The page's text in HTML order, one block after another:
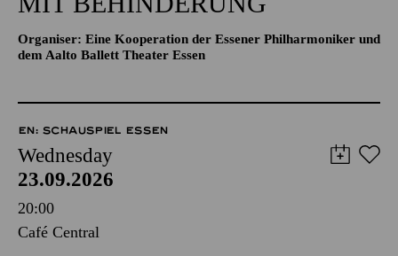
Organiser: Eine Kooperation der Essener Philharmoniker und
dem Aalto Ballett Theater Essen
EN: SCHAUSPIEL ESSEN
Wednesday
23.09.2026
20:00
Café Central